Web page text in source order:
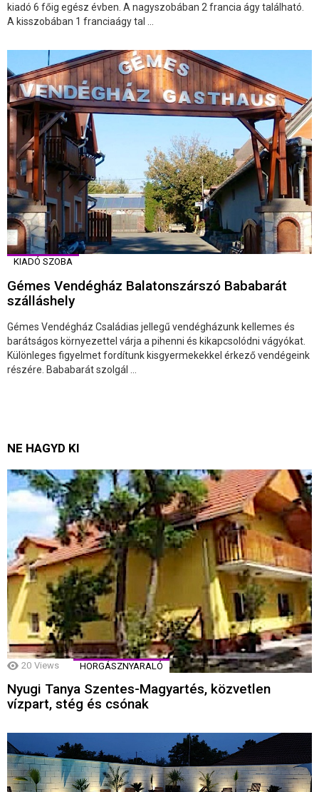
kiadó 6 főig egész évben. A nagyszobában 2 francia ágy található.
A kisszobában 1 franciaágy tal ...
KIADÓ SZOBA
Gémes Vendégház Balatonszárszó Bababarát
szálláshely
Gémes Vendégház Családias jellegű vendégházunk kellemes és
barátságos környezettel várja a pihenni és kikapcsolódni vágyókat.
Különleges figyelmet fordítunk kisgyermekekkel érkező vendégeink
részére. Bababarát szolgál ...
NE HAGYD KI
20 Views HORGÁSZNYARALÓ
Nyugi Tanya Szentes-Magyartés, közvetlen
vízpart, stég és csónak